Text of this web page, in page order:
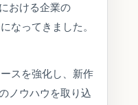
おける企業の
なってきました。
スを強化し、新作
ノウハウを取り込